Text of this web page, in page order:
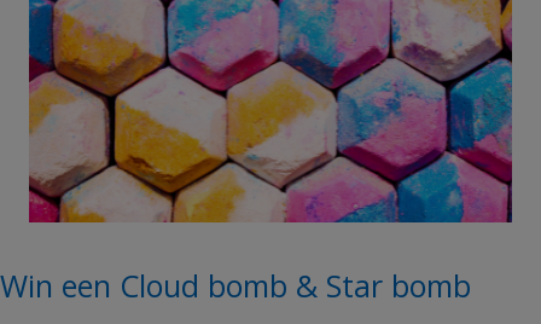
Win een Cloud bomb & Star bomb